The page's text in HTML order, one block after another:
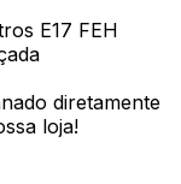
E17 FEH
diretamente
loja!